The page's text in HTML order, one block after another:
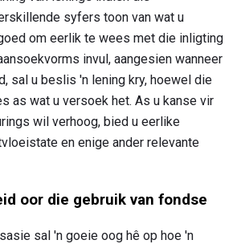
syfers toon van wat u
om eerlik te wees met die inligting
invul, aangesien wanneer
sal u beslis 'n lening kry, hoewel die
as wat u versoek het. As u kanse vir
wil verhoog, bied u eerlike
en enige ander relevante
oor die gebruik van fondse
sal 'n goeie oog hê op hoe 'n